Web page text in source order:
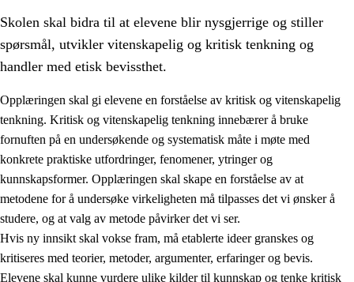
1. Opplæringens verdigrunnlag
1.1 Menneskeverdet
1.2 Identitet og kulturelt mangfold
1.3 Kritisk tenkning og etisk bevissthet
Skolen skal bidra til at elevene blir nysgjerrige og stiller
spørsmål, utvikler vitenskapelig og kritisk tenkning og
handler med etisk bevissthet.
Opplæringen skal gi elevene en forståelse av kritisk og vitenskapelig
tenkning. Kritisk og vitenskapelig tenkning innebærer å bruke
fornuften på en undersøkende og systematisk måte i møte med
konkrete praktiske utfordringer, fenomener, ytringer og
kunnskapsformer. Opplæringen skal skape en forståelse av at
metodene for å undersøke virkeligheten må tilpasses det vi ønsker å
studere, og at valg av metode påvirker det vi ser.
Hvis ny innsikt skal vokse fram, må etablerte ideer granskes og
kritiseres med teorier, metoder, argumenter, erfaringer og bevis.
Elevene skal kunne vurdere ulike kilder til kunnskap og tenke kritisk